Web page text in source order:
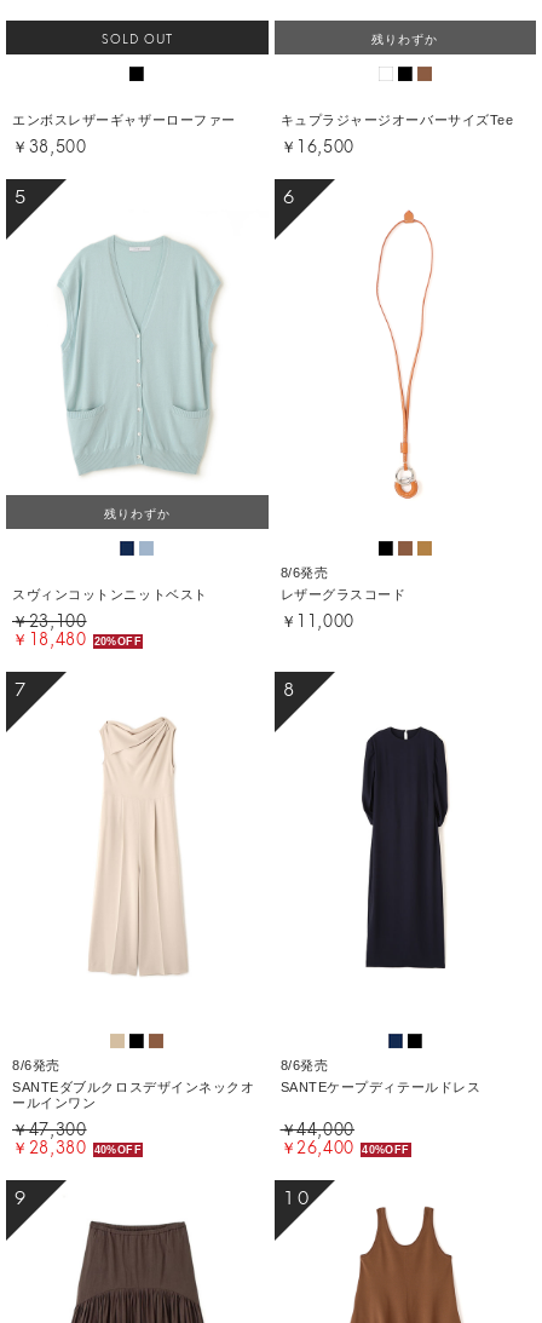
SOLD OUT
エンボスレザーギャザーローファー
￥38,500
残りわずか
キュプラジャージオーバーサイズTee
￥16,500
5
残りわずか
スヴィンコットンニットベスト
￥23,100
￥18,480 20%OFF
6
8/6発売
レザーグラスコード
￥11,000
7
8/6発売
SANTEダブルクロスデザインネックオ
ールインワン
￥47,300
￥28,380 40%OFF
8
8/6発売
SANTEケープディテールドレス
￥44,000
￥26,400 40%OFF
9 10